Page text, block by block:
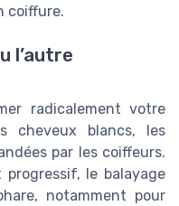
coiffure.
l’autre
radicalement votre
cheveux blancs, les
par les coiffeurs.
le balayage
notamment pour